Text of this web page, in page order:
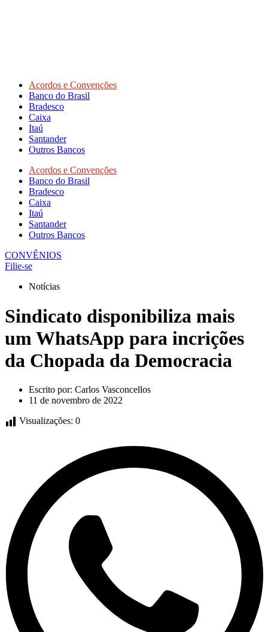
Acordos e Convenções
Banco do Brasil
Bradesco
Caixa
Itaú
Santander
Outros Bancos
Acordos e Convenções
Banco do Brasil
Bradesco
Caixa
Itaú
Santander
Outros Bancos
CONVÊNIOS
Filie-se
Notícias
Sindicato disponibiliza mais
um WhatsApp para incrições
da Chopada da Democracia
Escrito por: Carlos Vasconcellos
11 de novembro de 2022
Visualizações: 0